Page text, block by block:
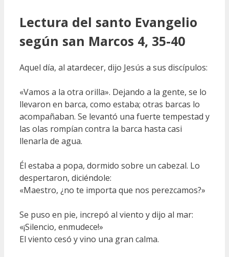
Lectura del santo Evangelio
según san Marcos 4, 35-40
Aquel día, al atardecer, dijo Jesús a sus discípulos:
«Vamos a la otra orilla». Dejando a la gente, se lo
llevaron en barca, como estaba; otras barcas lo
acompañaban. Se levantó una fuerte tempestad y
las olas rompían contra la barca hasta casi
llenarla de agua.
Él estaba a popa, dormido sobre un cabezal. Lo
despertaron, diciéndole:
«Maestro, ¿no te importa que nos perezcamos?»
Se puso en pie, increpó al viento y dijo al mar:
«¡Silencio, enmudece!»
El viento cesó y vino una gran calma.